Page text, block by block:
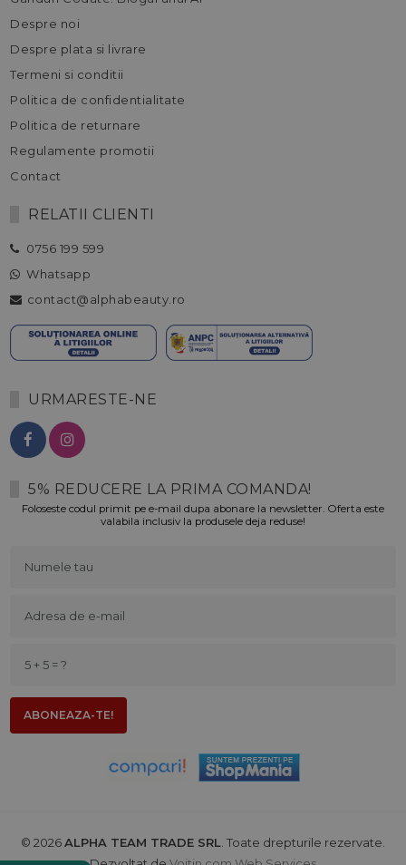
Despre noi
Despre plata si livrare
Termeni si conditii
Politica de confidentialitate
Politica de returnare
Regulamente promotii
Contact
RELATII CLIENTI
0756 199 599
Whatsapp
contact@alphabeauty.ro
URMARESTE-NE
5% REDUCERE LA PRIMA COMANDA!
Foloseste codul primit pe e-mail dupa abonare la newsletter. Oferta este
valabila inclusiv la produsele deja reduse!
© 2026ALPHA TEAM TRADE SRL . Toate drepturile rezervate.